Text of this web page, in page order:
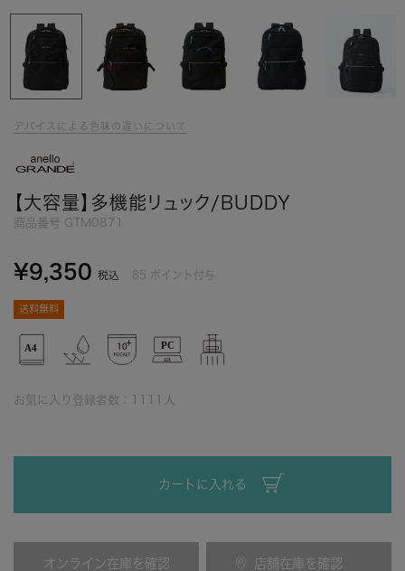
デバイスによる色味の違いについて
【大容量】多機能リュック/BUDDY
商品番号 GTM0871
¥9,350 税込 85 ポイント付与
送料無料
お気に入り登録者数： 1111 人
カートに入れる
オンライン在庫を確認 店舗在庫を確認